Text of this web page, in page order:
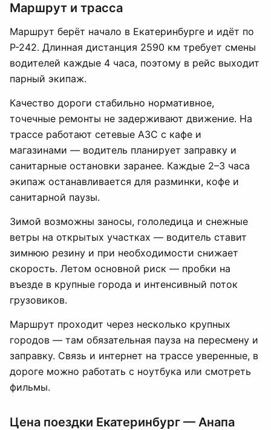
Маршрут и трасса
Маршрут берёт начало в Екатеринбурге и идёт по
Р-242. Длинная дистанция 2590 км требует смены
водителей каждые 4 часа, поэтому в рейс выходит
парный экипаж.
Качество дороги стабильно нормативное,
точечные ремонты не задерживают движение. На
трассе работают сетевые АЗС с кафе и
магазинами — водитель планирует заправку и
санитарные остановки заранее. Каждые 2–3 часа
экипаж останавливается для разминки, кофе и
санитарной паузы.
Зимой возможны заносы, гололедица и снежные
ветры на открытых участках — водитель ставит
зимнюю резину и при необходимости снижает
скорость. Летом основной риск — пробки на
въезде в крупные города и интенсивный поток
грузовиков.
Маршрут проходит через несколько крупных
городов — там обязательная пауза на пересмену и
заправку. Связь и интернет на трассе уверенные, в
дороге можно работать с ноутбука или смотреть
фильмы.
Цена поездки Екатеринбург — Анапа